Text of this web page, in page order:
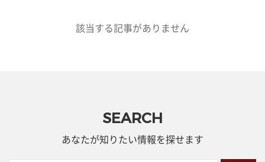
該当する記事がありません
SEARCH
あなたが知りたい情報を探せます